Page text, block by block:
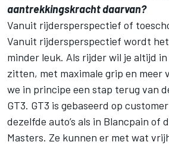
aantrekkingskracht daarvan?
Vanuit rijdersperspectief of
Vanuit rijdersperspectief wordt
minder leuk. Als rijder wil je altijd
zitten, met maximale grip en meer
we in principe een stap terug van
GT3. GT3 is gebaseerd op
dezelfde auto’s als in Blancpain of
Masters. Ze kunnen er met wat